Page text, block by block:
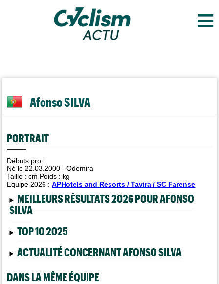
≡
Afonso SILVA
PORTRAIT
Débuts pro :
Né le 22.03.2000 - Odemira
Taille :cm Poids : kg
Equipe 2026 :APHotels and Resorts / Tavira / SC Farense
MEILLEURS RÉSULTATS 2026 POUR AFONSO
SILVA
TOP 10 2025
ACTUALITÉ CONCERNANT AFONSO SILVA
DANS LA MÊME ÉQUIPE